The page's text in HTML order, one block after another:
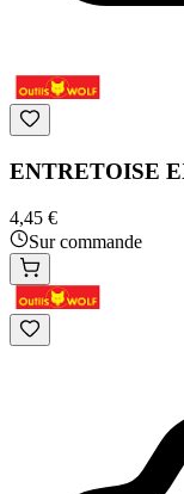
ENTRETOISE
4,45 €
Sur commande